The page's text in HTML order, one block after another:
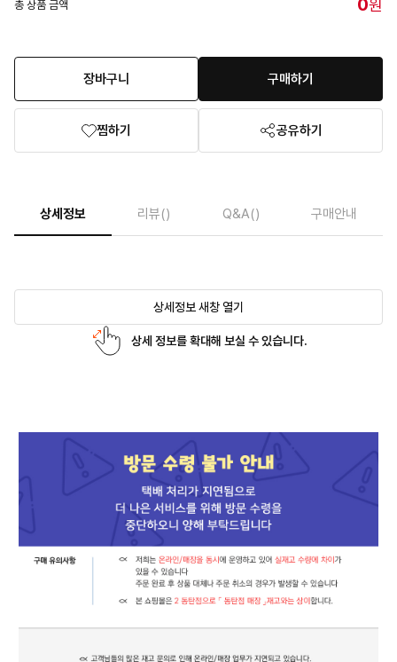
총 상품 금액 0원
장바구니 구매하기
찜하기 공유하기
상세정보 리뷰() Q&A() 구매안내
상세정보 새창 열기
상세 정보를 확대해 보실 수 있습니다.